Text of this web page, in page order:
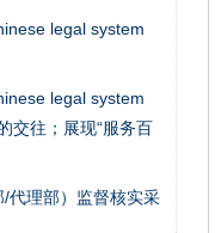
legal system
legal system
交往；展现“服务百
代理部）监督核实采
能千行百业